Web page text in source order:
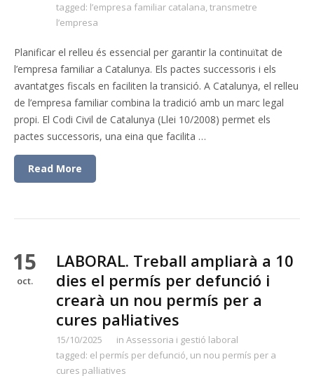
tagged: l’empresa familiar catalana,transmetre
l’empresa
Planificar el relleu és essencial per garantir la continuïtat de
l’empresa familiar a Catalunya. Els pactes successoris i els
avantatges fiscals en faciliten la transició. A Catalunya, el relleu
de l’empresa familiar combina la tradició amb un marc legal
propi. El Codi Civil de Catalunya (Llei 10/2008) permet els
pactes successoris, una eina que facilita …
Read More
15
oct.
LABORAL. Treball ampliarà a 10
dies el permís per defunció i
crearà un nou permís per a
cures pal·liatives
15/10/2025 in Assessoria i gestió laboral
tagged: el permís per defunció, un nou permís per a
cures pal·liatives